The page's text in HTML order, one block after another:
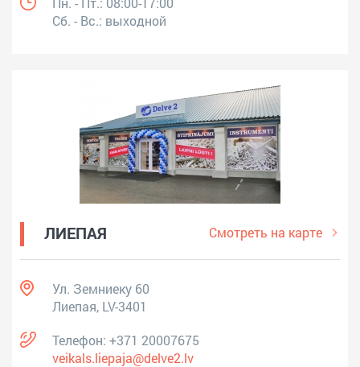
Сб. - Вс.: выходной
ЛИЕПАЯ Смотреть на карте
Ул. Земниеку 60
Лиепая, LV-3401
Телефон: +371 20007675
veikals.liepaja@delve2.lv